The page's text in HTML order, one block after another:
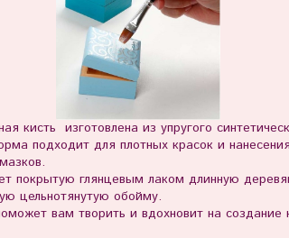
кисть изготовлена из упругого
подходит для плотных красок и нанесения
покрытую глянцевым лаком длинную
цельнотянутую обойму.
вам творить и вдохновит на создание